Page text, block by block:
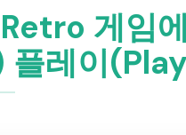
게임
플레이